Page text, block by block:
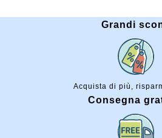
Grandi
Acquista di più,
Consegna